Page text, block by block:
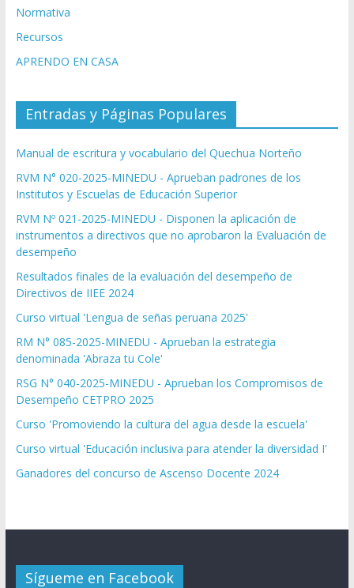
Normativa
Recursos
APRENDO EN CASA
Entradas y Páginas Populares
Manual de escritura y vocabulario del Quechua Norteño
RVM N° 020-2025-MINEDU - Aprueban padrones de los
Institutos y Escuelas de Educación Superior
RVM Nº 021-2025-MINEDU - Disponen la aplicación de
instrumentos a directivos que no aprobaron la Evaluación de
desempeño
Resultados finales de la evaluación del desempeño de
Directivos de IIEE 2024
Curso virtual 'Lengua de señas peruana 2025'
RM N° 085-2025-MINEDU - Aprueban la estrategia
denominada 'Abraza tu Cole'
RSG N° 040-2025-MINEDU - Aprueban los Compromisos de
Desempeño CETPRO 2025
Curso 'Promoviendo la cultura del agua desde la escuela'
Curso virtual 'Educación inclusiva para atender la diversidad I'
Ganadores del concurso de Ascenso Docente 2024
Sígueme en Facebook